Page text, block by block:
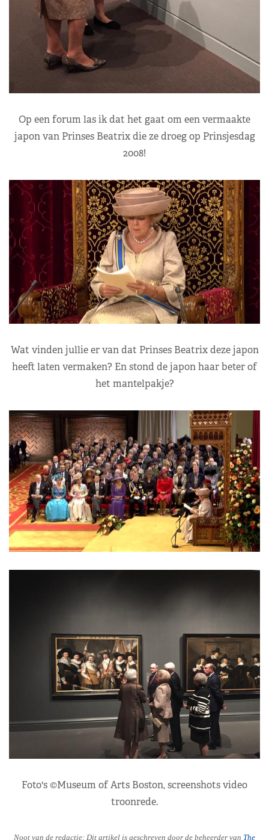
Op een forum las ik dat het gaat om een vermaakte
japon van Prinses Beatrix die ze droeg op Prinsjesdag
2008!
Wat vinden jullie er van dat Prinses Beatrix deze japon
heeft laten vermaken? En stond de japon haar beter of
het mantelpakje?
Foto's ©Museum of Arts Boston, screenshots video
troonrede.
Noot van de redactie: Dit artikel is geschreven door de beheerder van The